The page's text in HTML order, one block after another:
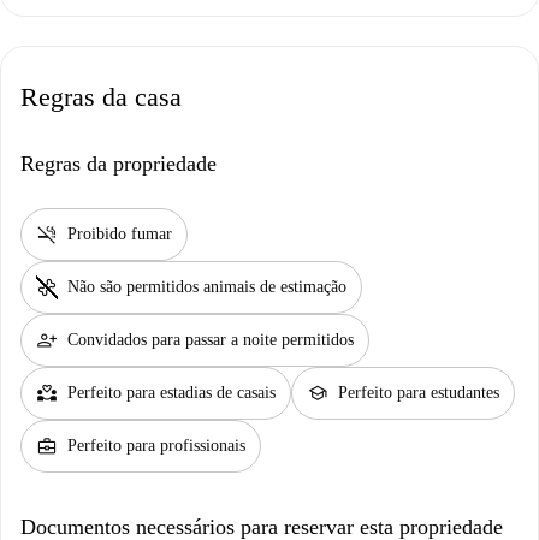
Regras da casa
Regras da propriedade
smoke_free Proibido fumar
pet_supplies Não são permitidos animais de estimação
person_add Convidados para passar a noite permitidos
partner_heart Perfeito para estadias de casais school Perfeito para estudantes
business_center Perfeito para profissionais
Documentos necessários para reservar esta propriedade